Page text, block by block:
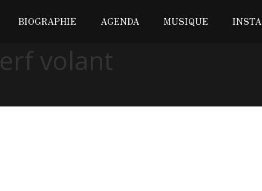
BIOGRAPHIE AGENDA MUSIQUE INSTA
volant